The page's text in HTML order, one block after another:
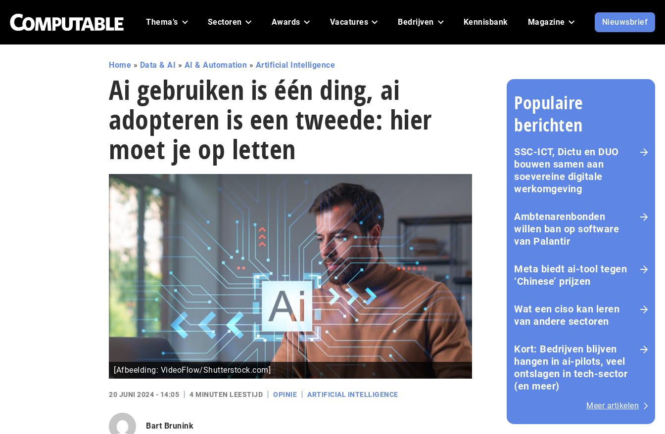
Thema’s Sectoren Awards Vacatures Bedrijven Kennisbank Magazine Nieuwsbrief
Home » Data & AI » AI & Automation » Artificial Intelligence
Ai gebruiken is één ding, ai
adopteren is een tweede: hier
moet je op letten
[Afbeelding: VideoFlow/Shutterstock.com]
20 JUNI 2024 - 14:05 4 MINUTEN LEESTIJD OPINIE ARTIFICIAL INTELLIGENCE
Bart Brunink
Populaire
berichten
SSC-ICT, Dictu en DUO
bouwen samen aan
soevereine digitale
werkomgeving
Ambtenarenbonden
willen ban op software
van Palantir
Meta biedt ai-tool tegen
‘Chinese’ prijzen
Wat een ciso kan leren
van andere sectoren
Kort: Bedrijven blijven
hangen in ai-pilots, veel
ontslagen in tech-sector
(en meer)
Meer artikelen